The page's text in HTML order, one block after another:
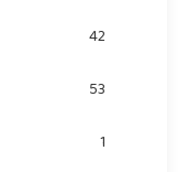
42
53
1